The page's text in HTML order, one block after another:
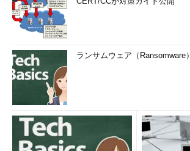
ランサムウェア（Ransomware）